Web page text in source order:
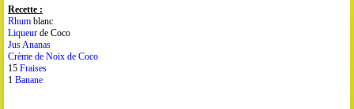
Recette :
Rhum blanc
Liqueur de Coco
Jus Ananas
Crème de Noix de Coco
15 Fraises
1 Banane